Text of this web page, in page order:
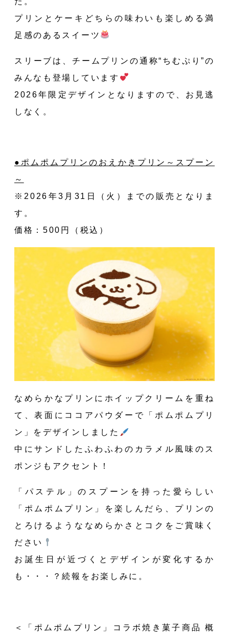
プリンとケーキどちらの味わいも楽しめる満
足感のあるスイーツ
スリーブは、チームプリンの通称“ちむぷり”の
みんなも登場しています
2026年限定デザインとなりますので、お見逃
しなく。
●ポムポムプリンのおえかきプリン～スプーン
～
※2026年3月31日（火）までの販売となりま
す。
価格：500円（税込）
なめらかなプリンにホイップクリームを重ね
て、表面にココアパウダーで「ポムポムプリ
ン」をデザインしました
中にサンドしたふわふわのカラメル風味のス
ポンジもアクセント！
「パステル」のスプーンを持った愛らしい
「ポムポムプリン」を楽しんだら、プリンの
とろけるようななめらかさとコクをご賞味く
ださい
お誕生日が近づくとデザインが変化するか
も・・・？続報をお楽しみに。
＜「ポムポムプリン」コラボ焼き菓子商品 概